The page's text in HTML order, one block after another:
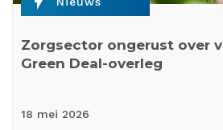
Zorgsector ongerust over
Green Deal-overleg
18 mei 2026